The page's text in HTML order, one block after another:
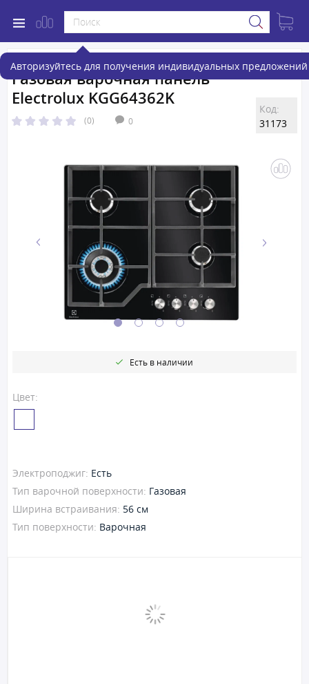
Авторизуйтесь для получения индивидуальных предложений
Газовая варочная панель
Electrolux KGG64362K
(0) 0
Код:
31173
Цвет:
Есть в наличии
Электроподжиг: Есть
Тип варочной поверхности: Газовая
Ширина встраивания: 56 см
Тип поверхности: Варочная